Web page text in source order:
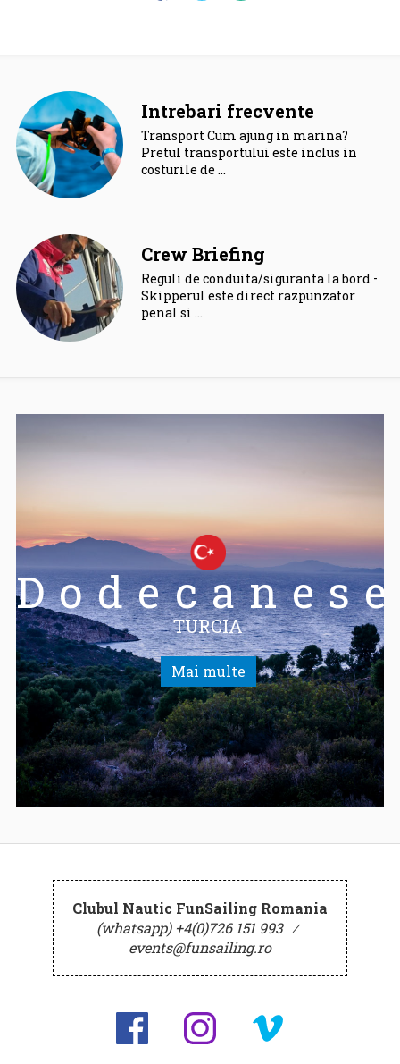
Intrebari frecvente
Transport Cum ajung in marina?
Pretul transportului este inclus in
costurile de …
Crew Briefing
Reguli de conduita/siguranta la bord –
Skipperul este direct razpunzator
penal si …
Dodecanese
TURCIA
Mai multe
Clubul Nautic FunSailing Romania
(whatsapp) +4(0)726 151 993 ⁄
events@funsailing.ro